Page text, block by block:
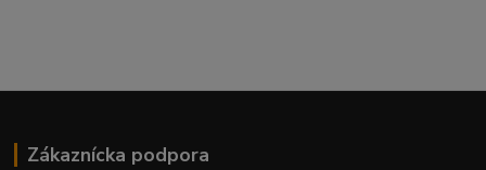
Zákaznícka podpora